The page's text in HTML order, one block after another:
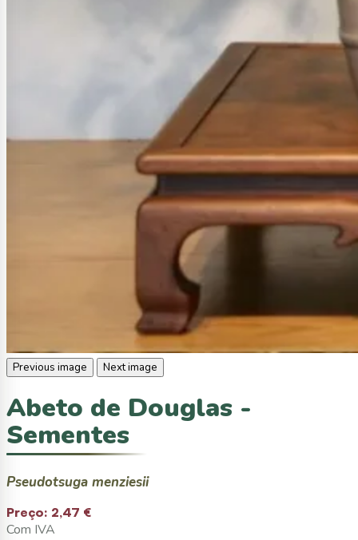
Previous image Next image
Abeto de Douglas -
Sementes
Pseudotsuga menziesii
Preço: 2,47 €
Com IVA